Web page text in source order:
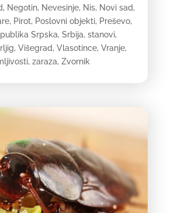
, Negotin, Nevesinje, Nis, Novi sad,
, Pirot, Poslovni objekti, Preševo,
Srpska, Srbija, stanovi,
, Višegrad, Vlasotince, Vranje,
, zaraza, Zvornik